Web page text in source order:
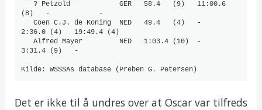
(8)   -            -
2:36.0 (4)   19:49.4 (4)
3:31.4 (9)   -
Kilde: WSSSAs database (Preben G. Petersen)
Det er ikke til å undres over at Oscar var tilfreds